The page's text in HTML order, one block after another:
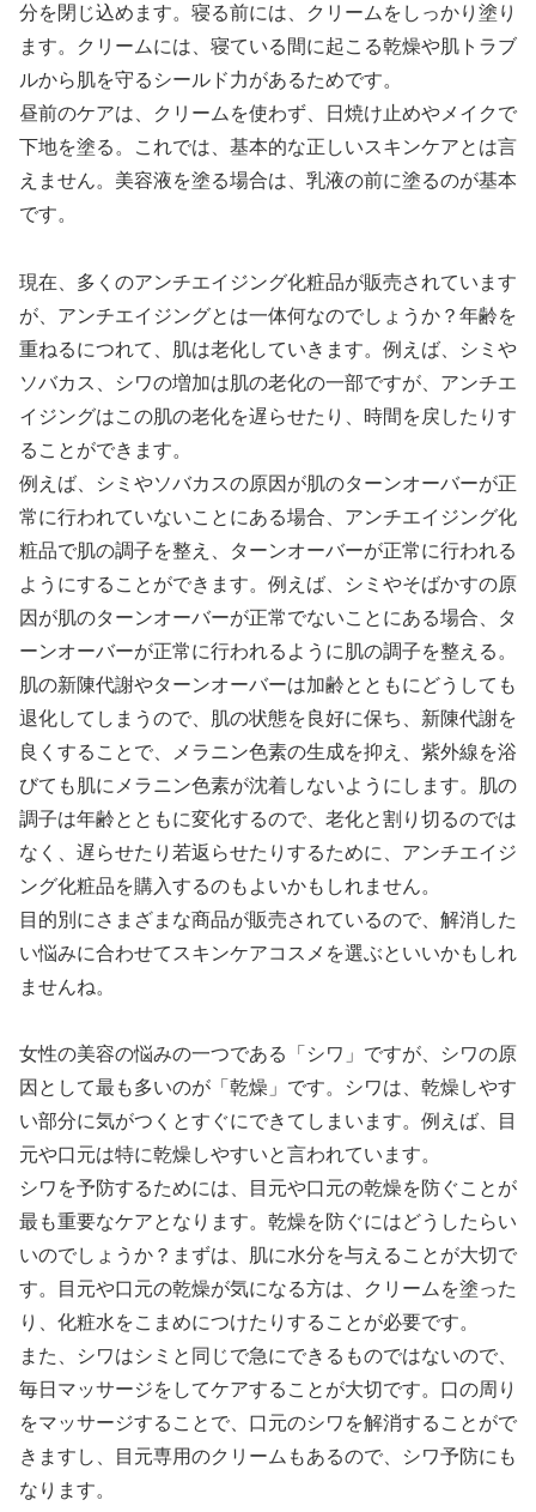
分を閉じ込めます。寝る前には、クリームをしっかり塗り
ます。クリームには、寝ている間に起こる乾燥や肌トラブ
ルから肌を守るシールド力があるためです。
昼前のケアは、クリームを使わず、日焼け止めやメイクで
下地を塗る。これでは、基本的な正しいスキンケアとは言
えません。美容液を塗る場合は、乳液の前に塗るのが基本
です。
現在、多くのアンチエイジング化粧品が販売されています
が、アンチエイジングとは一体何なのでしょうか？年齢を
重ねるにつれて、肌は老化していきます。例えば、シミや
ソバカス、シワの増加は肌の老化の一部ですが、アンチエ
イジングはこの肌の老化を遅らせたり、時間を戻したりす
ることができます。
例えば、シミやソバカスの原因が肌のターンオーバーが正
常に行われていないことにある場合、アンチエイジング化
粧品で肌の調子を整え、ターンオーバーが正常に行われる
ようにすることができます。例えば、シミやそばかすの原
因が肌のターンオーバーが正常でないことにある場合、タ
ーンオーバーが正常に行われるように肌の調子を整える。
肌の新陳代謝やターンオーバーは加齢とともにどうしても
退化してしまうので、肌の状態を良好に保ち、新陳代謝を
良くすることで、メラニン色素の生成を抑え、紫外線を浴
びても肌にメラニン色素が沈着しないようにします。肌の
調子は年齢とともに変化するので、老化と割り切るのでは
なく、遅らせたり若返らせたりするために、アンチエイジ
ング化粧品を購入するのもよいかもしれません。
目的別にさまざまな商品が販売されているので、解消した
い悩みに合わせてスキンケアコスメを選ぶといいかもしれ
ませんね。
女性の美容の悩みの一つである「シワ」ですが、シワの原
因として最も多いのが「乾燥」です。シワは、乾燥しやす
い部分に気がつくとすぐにできてしまいます。例えば、目
元や口元は特に乾燥しやすいと言われています。
シワを予防するためには、目元や口元の乾燥を防ぐことが
最も重要なケアとなります。乾燥を防ぐにはどうしたらい
いのでしょうか？まずは、肌に水分を与えることが大切で
す。目元や口元の乾燥が気になる方は、クリームを塗った
り、化粧水をこまめにつけたりすることが必要です。
また、シワはシミと同じで急にできるものではないので、
毎日マッサージをしてケアすることが大切です。口の周り
をマッサージすることで、口元のシワを解消することがで
きますし、目元専用のクリームもあるので、シワ予防にも
なります。